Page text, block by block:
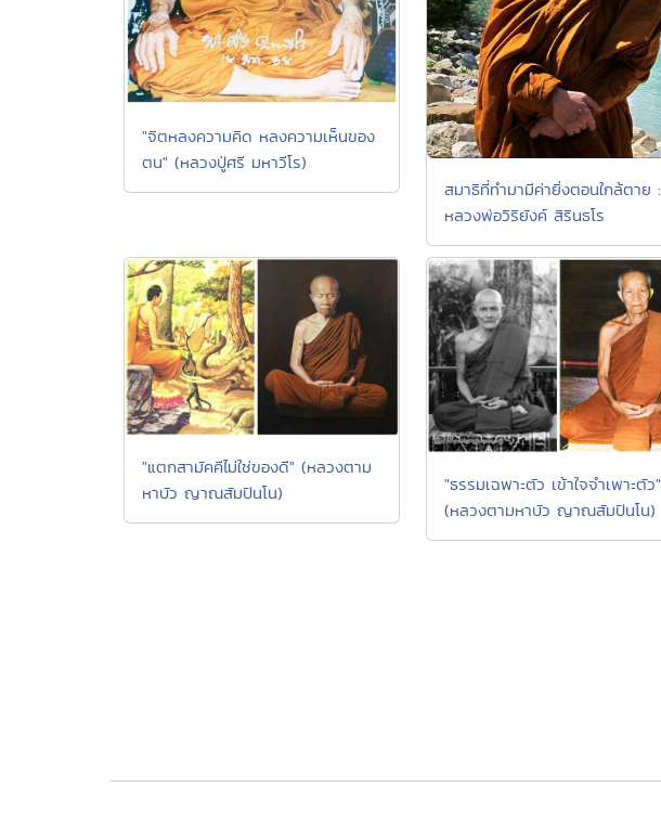
"จิตหลงความคิด หลงความเห็นของ
ตน" (หลวงปู่ศรี มหาวีโร)
สมาธิที่ทำมามีค่ายิ่งตอนใกล้ตาย :
หลวงพ่อวิริยังค์ สิรินธโร
"แตกสามัคคีไม่ใช่ของดี" (หลวงตาม
หาบัว ญาณสัมปันโน)
"ธรรมเฉพาะตัว เข้าใจจำเพาะตัว"
(หลวงตามหาบัว ญาณสัมปันโน)